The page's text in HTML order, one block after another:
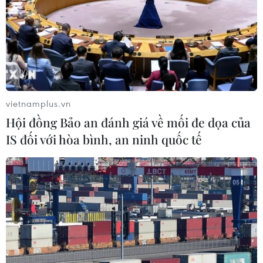
răng bị phát hiện tại sân
bay Tân Sơn Nhất.
NGHE
NGHE
Cục diện chiến sự Nga-
Ukraine ngày càng phức
tạp khi Mỹ cấp phép cho
Kiev sản xuất tên lửa
Tiệm trà sữa mới khai
trương ở Lâm Đồng bốc
cháy dữ dội
vietnamplus.vn
Hội đồng Bảo an đánh giá về mối đe dọa của
IS đối với hòa bình, an ninh quốc tế